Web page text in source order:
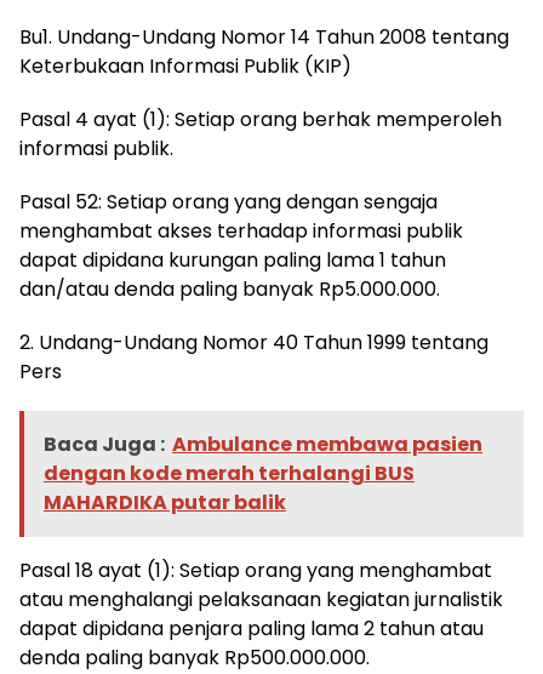
Bu1. Undang-Undang Nomor 14 Tahun 2008 tentang
Keterbukaan Informasi Publik (KIP)
Pasal 4 ayat (1): Setiap orang berhak memperoleh
informasi publik.
Pasal 52: Setiap orang yang dengan sengaja
menghambat akses terhadap informasi publik
dapat dipidana kurungan paling lama 1 tahun
dan/atau denda paling banyak Rp5.000.000.
2. Undang-Undang Nomor 40 Tahun 1999 tentang
Pers
Baca Juga : Ambulance membawa pasien
dengan kode merah terhalangi BUS
MAHARDIKA putar balik
Pasal 18 ayat (1): Setiap orang yang menghambat
atau menghalangi pelaksanaan kegiatan jurnalistik
dapat dipidana penjara paling lama 2 tahun atau
denda paling banyak Rp500.000.000.